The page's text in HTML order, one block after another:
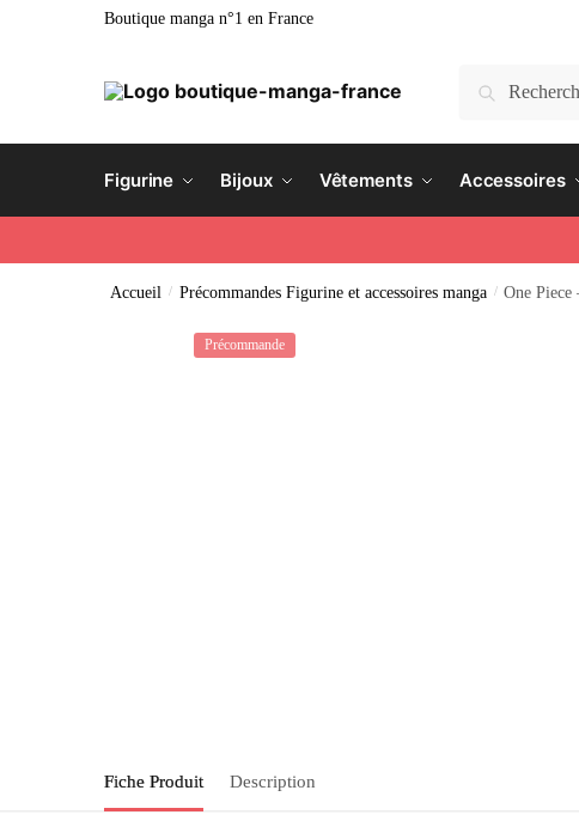
Boutique manga n°1 en France
Recherche
Figurine Bijoux Vêtements Accessoires
Accueil / Précommandes Figurine et accessoires manga / One
Précommande
Fiche Produit Description